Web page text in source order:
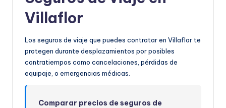
Villaflor
Los seguros de viaje que puedes contratar en Villaflor te
protegen durante desplazamientos por posibles
contratiempos como cancelaciones, pérdidas de
equipaje, o emergencias médicas.
Comparar precios de seguros de